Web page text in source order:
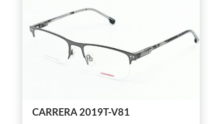
CARRERA 2019T-V81